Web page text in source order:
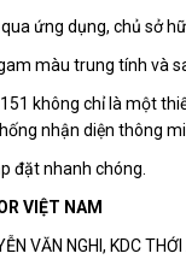
ứng dụng, chủ sở
màu trung tính và
không chỉ là một
nhận diện thông
đặt nhanh chóng.
VIỆT NAM
VĂN NGHI, KDC